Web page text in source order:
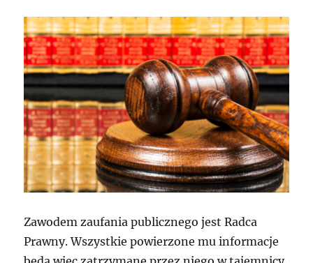
Zawodem zaufania publicznego jest Radca
Prawny. Wszystkie powierzone mu informacje